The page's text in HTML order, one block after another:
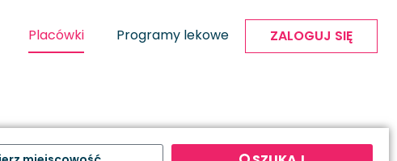
Placówki Programy lekowe ZALOGUJ SIĘ